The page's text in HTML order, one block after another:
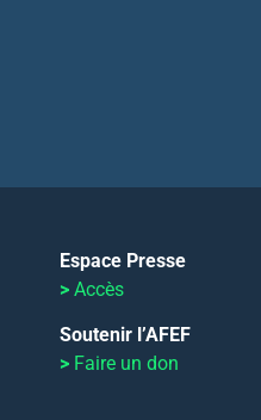
Espace Presse
>Accès
Soutenir l’AFEF
> Faire un don